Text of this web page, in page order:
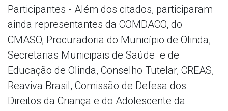
Participantes - Além dos citados, participaram
ainda representantes da COMDACO, do
CMASO, Procuradoria do Município de Olinda,
Secretarias Municipais de Saúde e de
Educação de Olinda, Conselho Tutelar, CREAS,
Reaviva Brasil, Comissão de Defesa dos
Direitos da Criança e do Adolescente da